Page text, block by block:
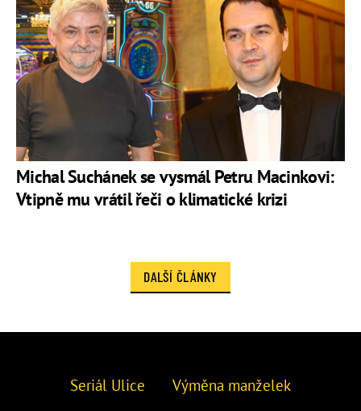
Michal Suchánek se vysmál Petru Macinkovi:
Vtipně mu vrátil řeči o klimatické krizi
DALŠÍ ČLÁNKY
Seriál Ulice Výměna manželek